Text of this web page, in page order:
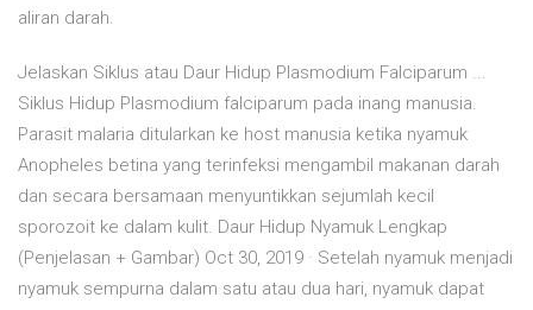
aliran darah.
Jelaskan Siklus atau Daur Hidup Plasmodium Falciparum ...
Siklus Hidup Plasmodium falciparum pada inang manusia.
Parasit malaria ditularkan ke host manusia ketika nyamuk
Anopheles betina yang terinfeksi mengambil makanan darah
dan secara bersamaan menyuntikkan sejumlah kecil
sporozoit ke dalam kulit. Daur Hidup Nyamuk Lengkap
(Penjelasan + Gambar) Oct 30, 2019 · Setelah nyamuk menjadi
nyamuk sempurna dalam satu atau dua hari, nyamuk dapat